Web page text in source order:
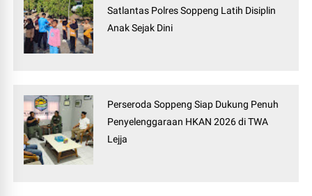
Satlantas Polres Soppeng Latih Disiplin
Anak Sejak Dini
Perseroda Soppeng Siap Dukung Penuh
Penyelenggaraan HKAN 2026 di TWA
Lejja